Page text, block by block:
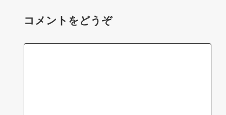
コメントをどうぞ